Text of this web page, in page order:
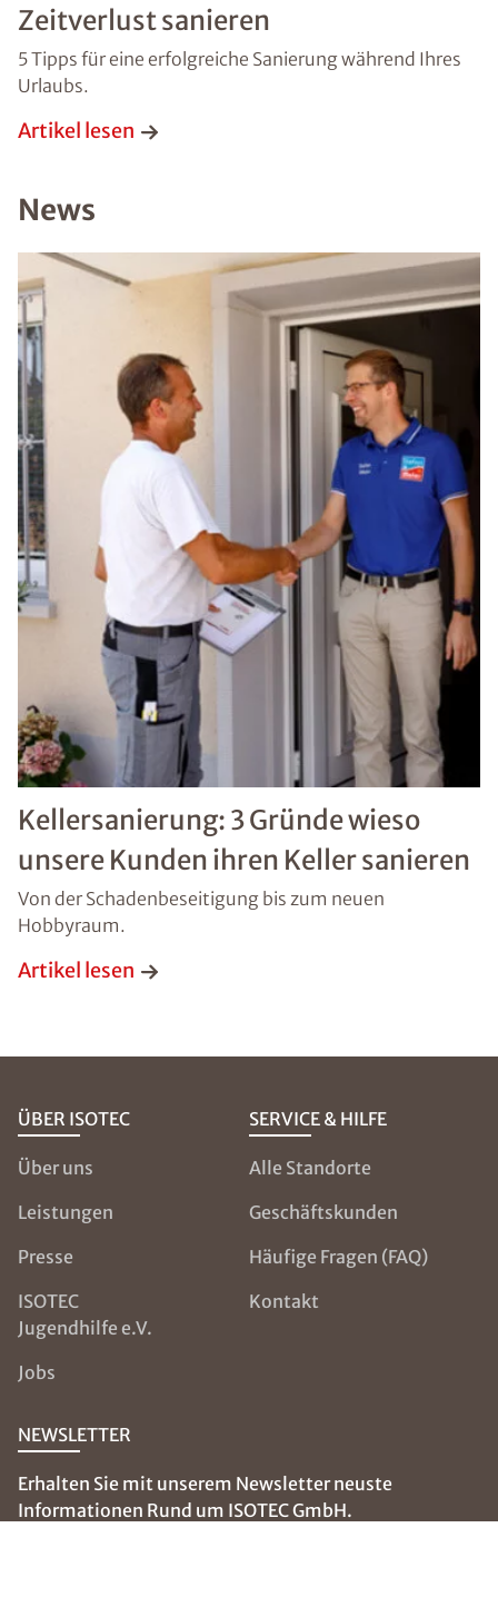
Zeitverlust sanieren
5 Tipps für eine erfolgreiche Sanierung während Ihres
Urlaubs.
Artikel lesen
News
Kellersanierung: 3 Gründe wieso
unsere Kunden ihren Keller sanieren
Von der Schadenbeseitigung bis zum neuen
Hobbyraum.
Artikel lesen
ÜBER ISOTEC
Über uns
Leistungen
Presse
ISOTEC
Jugendhilfe e.V.
Jobs
SERVICE & HILFE
Alle Standorte
Geschäftskunden
Häufige Fragen (FAQ)
Kontakt
NEWSLETTER
Erhalten Sie mit unserem Newsletter neuste
Informationen Rund um ISOTEC GmbH.